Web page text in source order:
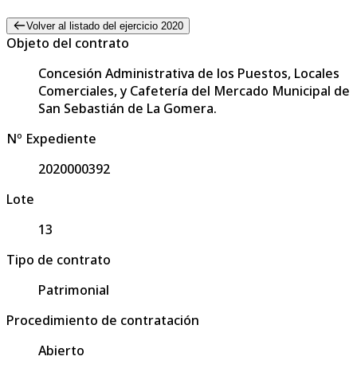
Volver al listado del ejercicio 2020
Objeto del contrato
Concesión Administrativa de los Puestos, Locales
Comerciales, y Cafetería del Mercado Municipal de
San Sebastián de La Gomera.
Nº Expediente
2020000392
Lote
13
Tipo de contrato
Patrimonial
Procedimiento de contratación
Abierto